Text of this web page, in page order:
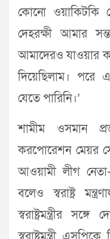
কোনো ওয়াকিটকি
দেহরক্ষী আমার
আমাদেরও যাওয়ার
দিয়েছিলাম।
যেতে পারিনি।’
শামীম ওসমান
করপোরেশন মেয়র
আওয়ামী লীগ
বলেও স্বরাষ্ট্র
স্বরাষ্ট্রমন্ত্রীর